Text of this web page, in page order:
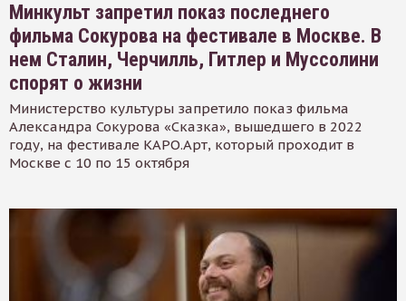
Минкульт запретил показ последнего
фильма Сокурова на фестивале в Москве. В
нем Сталин, Черчилль, Гитлер и Муссолини
спорят о жизни
Министерство культуры запретило показ фильма
Александра Сокурова «Сказка», вышедшего в 2022
году, на фестивале КАРО.Арт, который проходит в
Москве с 10 по 15 октября